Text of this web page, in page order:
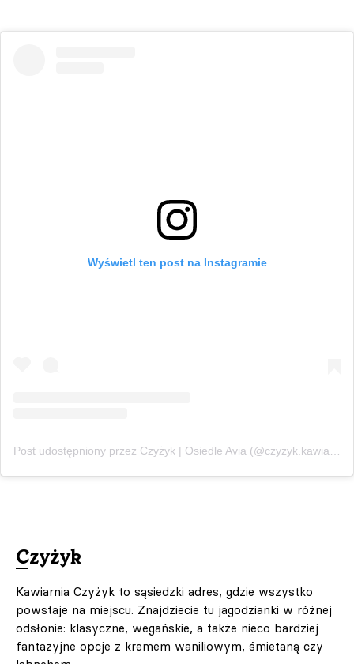
Wyświetl ten post na Instagramie
Post udostępniony przez Czyżyk | Osiedle Avia (@czyzyk.kawiarnia)
Czyżyk
Kawiarnia Czyżyk to sąsiedzki adres, gdzie wszystko
powstaje na miejscu. Znajdziecie tu jagodzianki w różnej
odsłonie: klasyczne, wegańskie, a także nieco bardziej
fantazyjne opcje z kremem waniliowym, śmietaną czy